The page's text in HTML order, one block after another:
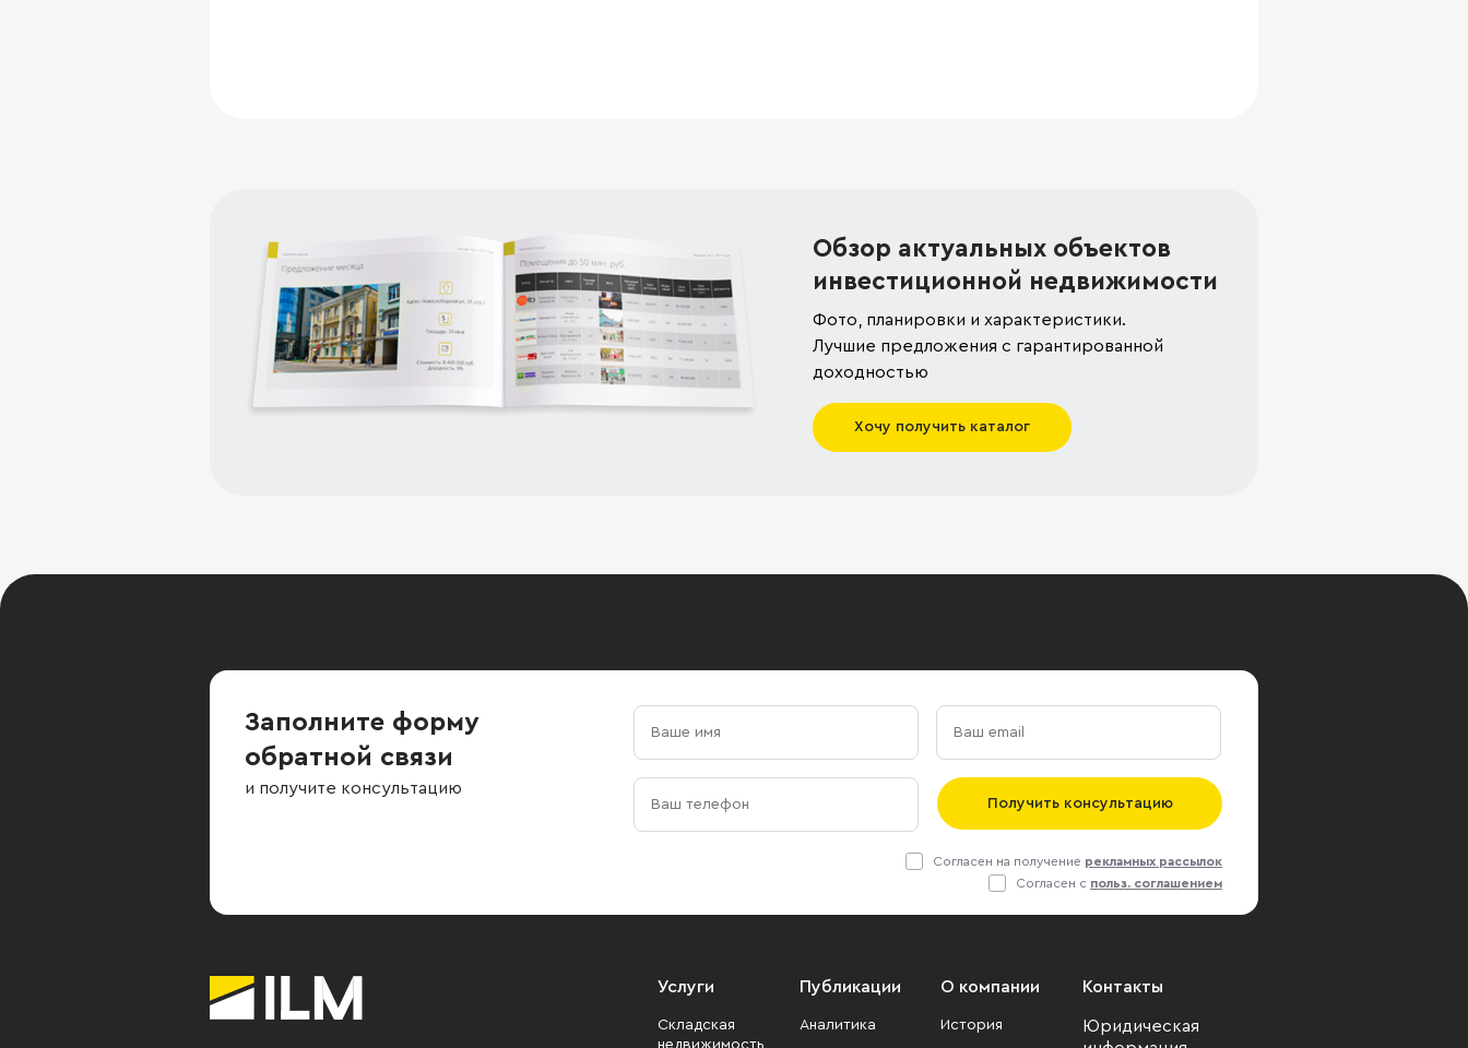
Обзор актуальных объектов
инвестиционной недвижимости
Фото, планировки и характеристики.
Лучшие предложения с гарантированной
доходностью
Хочу получить каталог
Заполните форму
обратной связи
и получите консультацию
Получить консультацию
Согласен на получение рекламных рассылок
Согласен с польз. соглашением
Услуги
Складская
Публикации
Аналитика
О компании
История
Контакты
Юридическая